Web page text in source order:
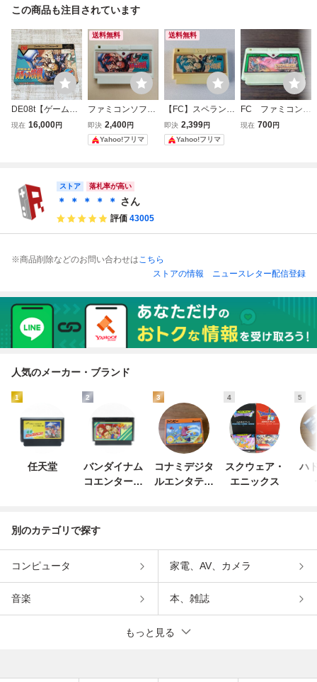
この商品も注目されています
DE08t【ゲーム】
FC ファミコン ス
現在 16,000円
送料無料
ファミコンソフト
スペランカーII 勇
者への挑戦 IREM
アイレム スペラン
即決 2,400円
Yahoo!フリマ
送料無料
【FC】スペランカ
ー2 勇者への挑戦
ファミコン 動作確
認済み
即決 2,399円
Yahoo!フリマ
FC ファミコン
スペランカー
現在 700円
ストア 落札率が高い
＊ ＊ ＊ ＊ ＊ さん
評価 43005
※商品削除などのお問い合わせはこちら
ストアの情報
ニュースレター配信登録
人気のメーカー・ブランド
1
任天堂
2
バンダイナム
コエンターテ
3
コナミデジタ
ルエンタテイ
4
スクウェア・
エニックス
5
ハ
別のカテゴリで探す
コンピュータ 家電、AV、カメラ
音楽 本、雑誌
もっと見る